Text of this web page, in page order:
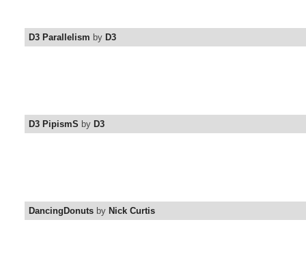
D3 Parallelism by D3
D3 PipismS by D3
DancingDonuts by Nick Curtis